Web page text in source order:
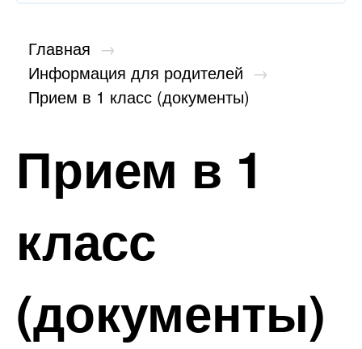
Главная →
Информация для родителей →
Прием в 1 класс (документы)
Прием в 1
класс
(документы)